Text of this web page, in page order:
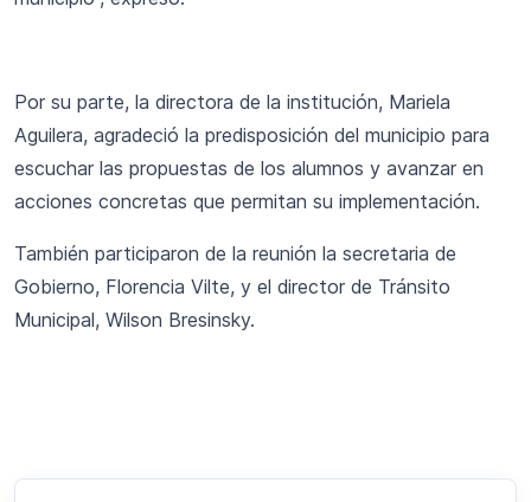
Por su parte, la directora de la institución, Mariela
Aguilera, agradeció la predisposición del municipio para
escuchar las propuestas de los alumnos y avanzar en
acciones concretas que permitan su implementación.
También participaron de la reunión la secretaria de
Gobierno, Florencia Vilte, y el director de Tránsito
Municipal, Wilson Bresinsky.